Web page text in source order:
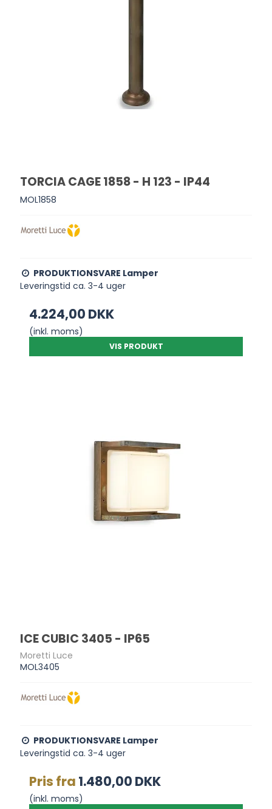
TORCIA CAGE 1858 - H 123 - IP44
MOL1858
PRODUKTIONSVARE Lamper
Leveringstid ca. 3-4 uger
4.224,00 DKK
(inkl. moms)
VIS PRODUKT
ICE CUBIC 3405 - IP65
Moretti Luce
MOL3405
PRODUKTIONSVARE Lamper
Leveringstid ca. 3-4 uger
Pris fra 1.480,00 DKK
(inkl. moms)